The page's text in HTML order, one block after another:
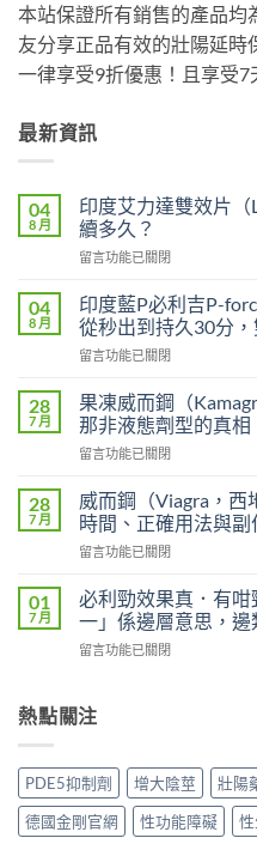
本站保證所有銷售的產品均
友分享正品有效的壯陽延時
一律享受9折優惠！且享受7
最新資訊
04
8 月
印度艾力達雙效片（
續多久？
在
度
艾
力
達
效
片
（Levifil
Super
效
果
持
多
久？〉
中
留言功能已關閉
04
8 月
印度藍P必利吉P-
從秒出到持久30分
在
度
藍
P
必
吉
P-
force
使
者
真
評
效
析：
從
秒
留言功能已關閉
28
7 月
果凍威而鋼（
那非液態劑型的真
在
凍
威
而
鋼
Oral
Jelly）
整
西
非
液
態
劑
留言功能已關閉
28
7 月
威而鋼（Viagra，西
時間、正確用法與
在
而
鋼
（Viagra，
西
非）
值
得
買？
藥
留言功能已關閉
01
7 月
必利勁效果真．有咁
一」係邊層意思，邊
在
勁
效
真．
有
咁
勁？
留言功能已關閉
熱點關注
PDE5抑制劑 增大陰莖 壯陽
德國金剛官網
性功能障礙